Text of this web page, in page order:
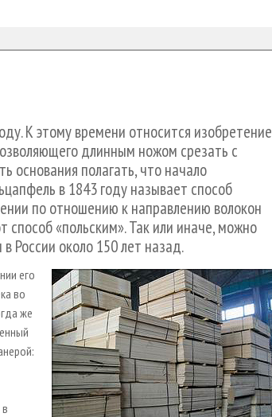
К этому времени относится изобретение
длинным ножом срезать с
основания полагать, что начало
в 1843 году называет способ
по отношению к направлению волокон
способ «польским». Так или иначе, можно
России около 150 лет назад.
его
во
же